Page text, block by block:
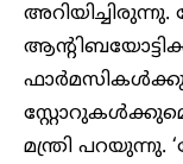
അറിയിച്ചിരുന്നു.
മന്ത്രി പറയുന്നു.